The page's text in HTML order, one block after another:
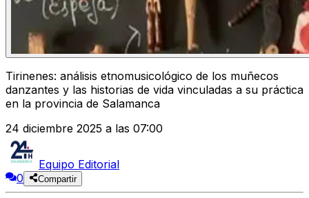
Tirinenes: análisis etnomusicológico de los muñecos
danzantes y las historias de vida vinculadas a su práctica
en la provincia de Salamanca
24 diciembre 2025 a las 07:00
Equipo Editorial
0
Compartir